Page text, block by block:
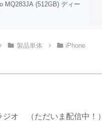
(512GB) ディー
製品単体 iPhone
ジオ （ただいま配信中！）